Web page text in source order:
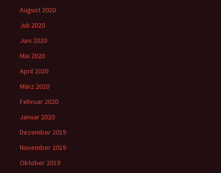
August 2020
Juli 2020
Juni 2020
Mai 2020
April 2020
März 2020
Februar 2020
Januar 2020
Dezember 2019
November 2019
Oktober 2019